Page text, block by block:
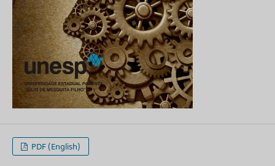
PDF (English)